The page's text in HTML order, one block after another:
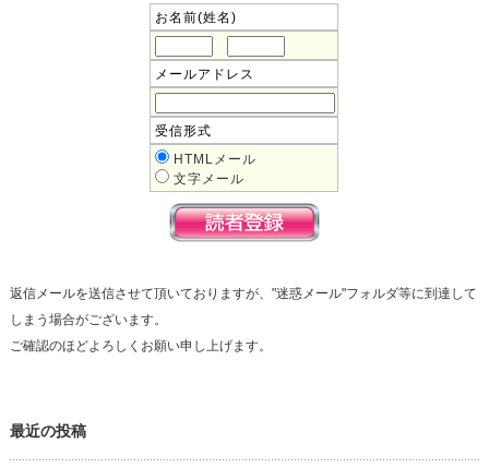
お名前(姓名)
メールアドレス
受信形式
HTMLメール
文字メール
返信メールを送信させて頂いておりますが、"迷惑メール"フォルダ等に到達して
しまう場合がございます。
ご確認のほどよろしくお願い申し上げます。
最近の投稿